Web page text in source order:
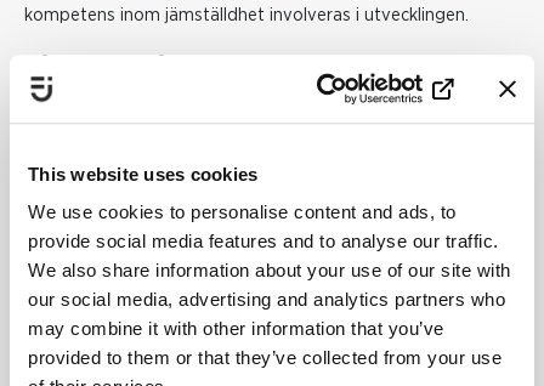
This website uses cookies
We use cookies to personalise content and ads, to
provide social media features and to analyse our traffic.
We also share information about your use of our site with
our social media, advertising and analytics partners who
may combine it with other information that you’ve
provided to them or that they’ve collected from your use
kompetens inom jämställdhet involveras i utvecklingen.
Skatteverkets test
upplysningar” i inkomstdeklarationen för att kunna fördela
lösningen identifierades till exempel risken att
jämställdhetsperspektivet inte tillvaratas tillräckligt i
existerande rutiner, processer och styrning kopplat till
utvecklingen av AI-lösningar.
Resurs för statliga myndigheter